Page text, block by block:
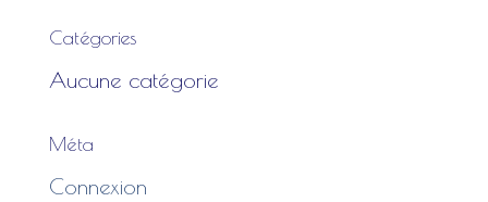
Catégories
Aucune catégorie
Méta
Connexion